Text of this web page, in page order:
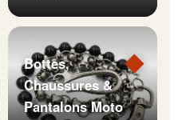
◆
Bottes,
Chaussures &
Pantalons Moto